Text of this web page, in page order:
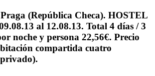
(República Checa). HOSTEL
al 12.08.13. Total 4 días / 3
noche y persona 22,56€. Precio
compartida cuatro